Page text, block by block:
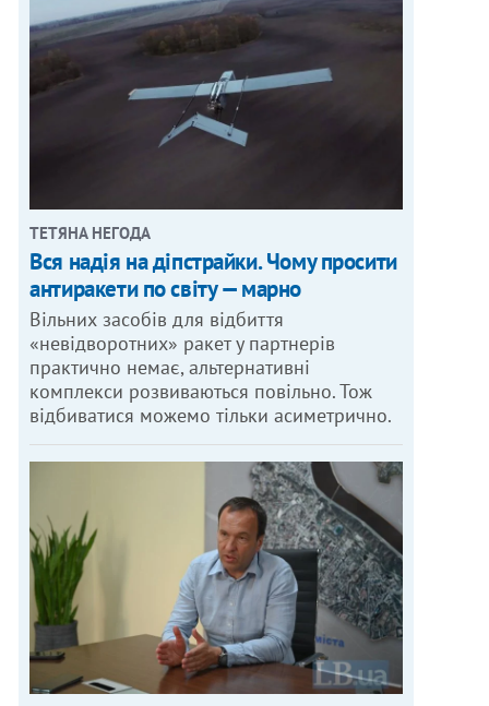
ТЕТЯНА НЕГОДА
Вся надія на діпстрайки. Чому просити
антиракети по світу — марно
Вільних засобів для відбиття
«невідворотних» ракет у партнерів
практично немає, альтернативні
комплекси розвиваються повільно. Тож
відбиватися можемо тільки асиметрично.